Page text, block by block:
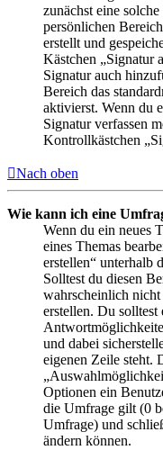
zunächst eine
persönlichen
erstellt und
Kästchen „Signatur
Signatur auch
Bereich das
aktivierst. Wenn du
Signatur verfassen
Kontrollkästchen
Nach oben
Wie kann ich eine
Wenn du ein neues
eines Themas
erstellen“ unterhalb
Solltest du diesen
wahrscheinlich
erstellen. Du solltest
und dabei
eigenen Zeile steht.
Optionen ein
die Umfrage gilt (0
Umfrage) und
ändern können.